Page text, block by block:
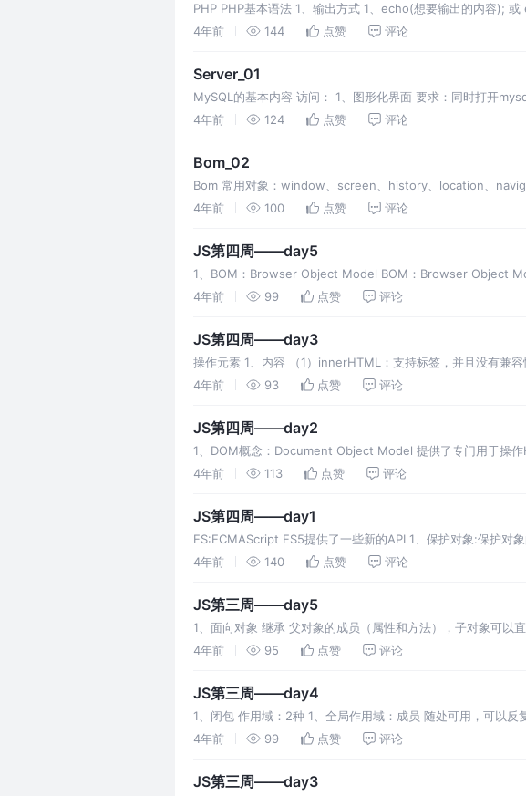
PHP PHP基本语法 1、输出方式 1、echo(想要输出的内容);
容);//输出数据类型
4年前 144 点赞 评论
Server_01
MySQL的基本内容 访问： 1、图形化界面 要求：同时打开
4年前
124 点赞 评论
Bom_02
Bom 常用对象：window、screen、history、location、
4年前
100 点赞 评论
JS第四周——day5
1、BOM：Browser Object Model BOM：Browser Object
4年前
99 点赞 评论
JS第四周——day3
操作元素 1、内容 （1）innerHTML：支持标签，并且没有兼
textContent
4年前 93 点赞 评论
JS第四周——day2
1、DOM概念：Document Object Model 提供了专门用于操
HTML+CSS+JS(DOM) H
4年前 113 点赞 评论
JS第四周——day1
ES:ECMAScript ES5提供了一些新的API 1、保护对象:保护对
（2）修改对象的某个属性
4年前 140 点赞 评论
JS第三周——day5
1、面向对象 继承 父对象的成员（属性和方法），子对象可以
法】，都应该集中定义在父对象中 JS的面向对象是基于原
4年前 95 点赞 评论
JS第三周——day4
1、闭包 作用域：2种 1、全局作用域：成员 随处可用，可以
放了，一次性 函数的执行原理： 1、程序加载时：
4年前 99 点赞 评论
JS第三周——day3